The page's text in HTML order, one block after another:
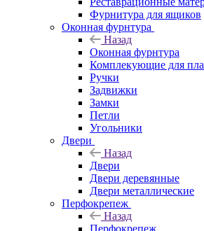
Фурнитура для ящиков
Оконная фурнтура
Назад
Оконная фурнтура
Комплекующие для
Ручки
Задвижки
Замки
Петли
Угольники
Двери
Назад
Двери
Двери деревянные
Двери металлические
Перфокрепеж
Назад
Перфокрепеж